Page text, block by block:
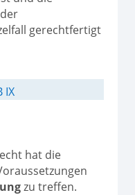
gerechtfertigt
IX
hat die
zu treffen.